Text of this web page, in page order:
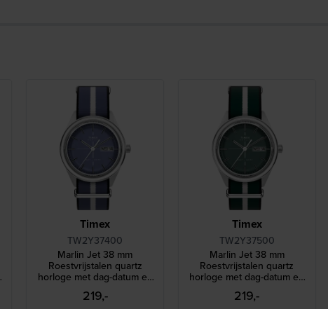
Timex
TW2Y37400
Marlin Jet 38 mm
Roestvrijstalen quartz
horloge met dag-datum en
NATO-band
219,-
Timex
TW2Y37500
Marlin Jet 38 mm
Roestvrijstalen quartz
horloge met dag-datum en
NATO-band
219,-